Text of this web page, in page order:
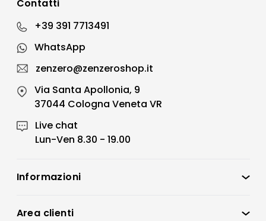
Contatti
+39 391 7713491
WhatsApp
zenzero@zenzeroshop.it
Via Santa Apollonia, 9
37044 Cologna Veneta VR
Live chat
Lun-Ven 8.30 - 19.00
Informazioni
Condizioni di vendita
Area clienti